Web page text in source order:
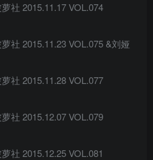
社 2015.11.17 VOL.074
社 2015.11.23 VOL.075 &刘娅
社 2015.11.28 VOL.077
社 2015.12.07 VOL.079
社 2015.12.25 VOL.081